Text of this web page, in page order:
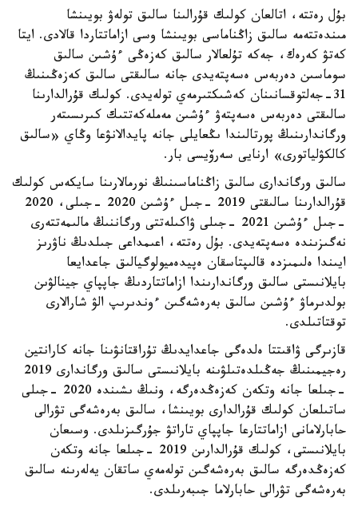
بۇل رەتتە، اتالعان كولىك قۇرالىنا سالىق تولەۋ بويىنشا
مىندەتتەمە سالىق زاڭناماسى بويىنشا وسى ازاماتتاردا قالادى. ايتا
كەتۋ كەرەك، جەكە تۇلعالار سالىق كەزەڭى ءۇشىن سالىق
سوماسىن دەربەس ەسەپتەيدى جانە سالىقتى سالىق كەزەڭىنىڭ
31-جەلتوقسانىنان كەشىكتىرمەي تولەيدى. كولىك قۇرالدارىنا
سالىقتى دەربەس ەسەپتەۋ ءۇشىن مەملەكەتتىك كىرىسىتەر
ورگاندارىنىڭ پورتالىندا ىڭعايلى جانە پايدالانۋعا وڭاي «سالىق
كالكۋلياتورى» ارنايى سەرۆيسى بار.
سالىق ورگاندارى سالىق زاڭناماسىنىڭ نورمالارىنا سايكەس كولىك
قۇرالدارىنا سالىقتى 2019 -جىل ءۇشىن 2020 -جىلى، 2020
-جىل ءۇشىن 2021 -جىلى ۋاكىلەتتى ورگاننىڭ مالىمەتتەرى
نەگىزىندە ەسەپتەيدى. بۇل رەتتە، اعىمداعى جىلدىڭ ناۋرىز
ايىندا ەلىمىزدە قالىپتاسقان ەپيدەميولوگيالىق جاعدايعا
بايلانىستى سالىق ورگاندارىندا ازاماتتاردىڭ جاپپاي جينالۋىن
بولدىرماۋ ءۇشىن سالىق بەرەشەگىن ءوندىرىپ الۋ شارالارى
توقتاتىلدى.
قازىرگى ۋاقىتتا ەلدەگى جاعدايدىڭ تۇراقتانۋىنا جانە كارانتين
رەجيمىنىڭ جەڭىلدەتىلۋىنە بايلانىستى سالىق ورگاندارى 2019
-جىلعا جانە وتكەن كەزەڭدەرگە، ونىڭ ىشىندە 2020 -جىلى
ساتىلعان كولىك قۇرالدارى بويىنشا، سالىق بەرەشەگى تۋرالى
حابارلامانى ازاماتتارعا جاپپاي تاراتۋ جۇرگىزىلدى. وسىعان
بايلانىستى، كولىك قۇرالدارىن 2019 -جىلعا جانە وتكەن
كەزەڭدەرگە سالىق بەرەشەگىن تولەمەي ساتقان يەلەرىنە سالىق
بەرەشەگى تۋرالى حابارلاما جىبەرىلدى.